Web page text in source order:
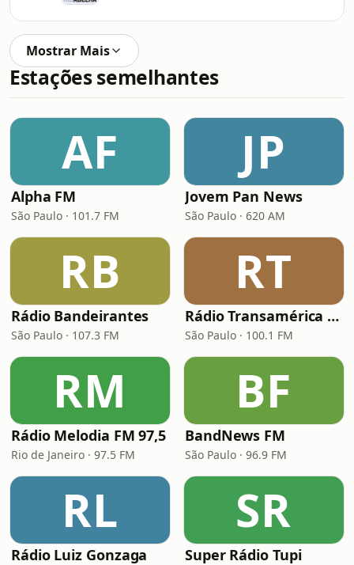
Mostrar Mais
Estações semelhantes
AF
Alpha FM
São Paulo · 101.7 FM
JP
Jovem Pan News
São Paulo · 620 AM
RB
Rádio Bandeirantes
São Paulo · 107.3 FM
RT
Rádio Transamérica (TMC)
São Paulo · 100.1 FM
RM
Rádio Melodia FM 97,5
Rio de Janeiro · 97.5 FM
BF
BandNews FM
São Paulo · 96.9 FM
RL
Rádio Luiz Gonzaga
SR
Super Rádio Tupi